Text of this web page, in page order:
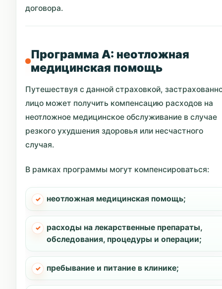
договора.
Программа A: неотложная
медицинская помощь
Путешествуя с данной страховкой,
лицо может получить компенсацию расходов на
неотложное медицинское обслуживание в случае
резкого ухудшения здоровья или несчастного
случая.
В рамках программы могут компенсироваться:
неотложная медицинская помощь;
расходы на лекарственные препараты,
обследования, процедуры и операции;
пребывание и питание в клинике;